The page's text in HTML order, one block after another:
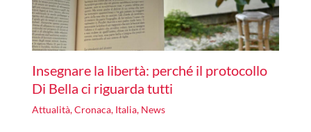
Insegnare la libertà: perché il protocollo
Di Bella ci riguarda tutti
Attualità,Cronaca, Italia, News